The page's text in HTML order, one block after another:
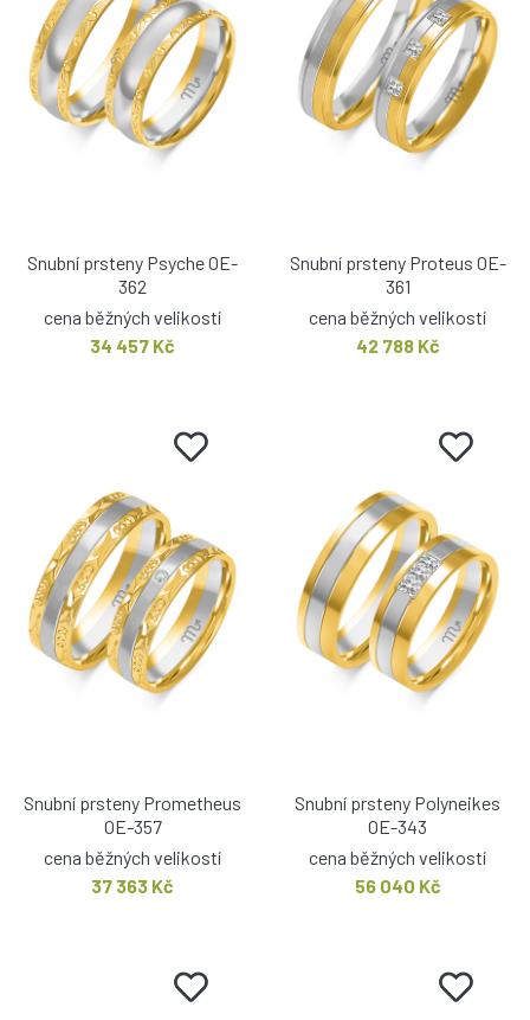
Snubní prsteny Psyche OE-
362
cena běžných velikostí
34 457 Kč
Snubní prsteny Proteus OE-
361
cena běžných velikostí
42 788 Kč
Snubní prsteny Prometheus
OE-357
cena běžných velikostí
37 363 Kč
Snubní prsteny Polyneikes
OE-343
cena běžných velikostí
56 040 Kč